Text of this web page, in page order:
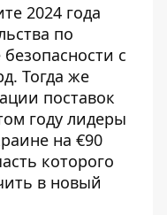
2024 года
по
с
Тогда же
поставок
году лидеры
на €90
которого
в новый